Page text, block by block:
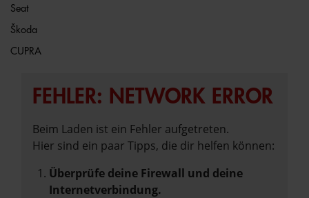
Seat
Škoda
CUPRA
FEHLER: NETWORK ERROR
Beim Laden ist ein Fehler aufgetreten.
Hier sind ein paar Tipps, die dir helfen können:
Überprüfe deine Firewall und deine
Internetverbindung.